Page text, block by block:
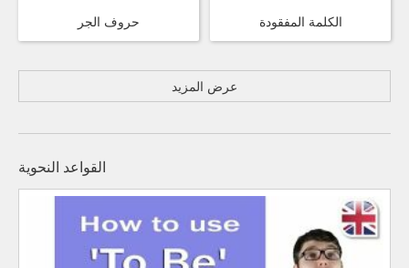
حروف الجر الكلمة المفقودة
عرض المزيد
القواعد النحوية